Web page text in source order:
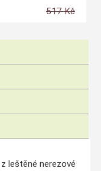
517 Kč
leštěné nerezové